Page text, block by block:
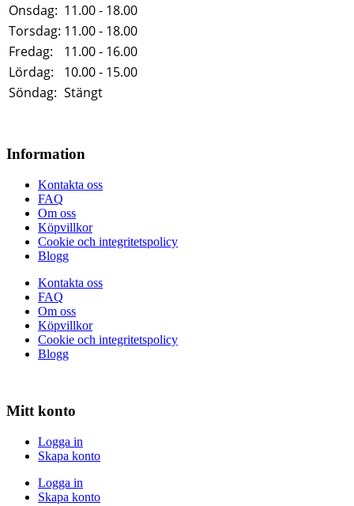
Onsdag: 11.00 - 18.00
Torsdag: 11.00 - 18.00
Fredag:
11.00 - 16.00
Lördag:
10.00 - 15.00
Söndag: Stängt
Information
Kontakta oss
FAQ
Om oss
Köpvillkor
Cookie och integritetspolicy
Blogg
Kontakta oss
FAQ
Om oss
Köpvillkor
Cookie och integritetspolicy
Blogg
Mitt konto
Logga in
Skapa konto
Logga in
Skapa konto